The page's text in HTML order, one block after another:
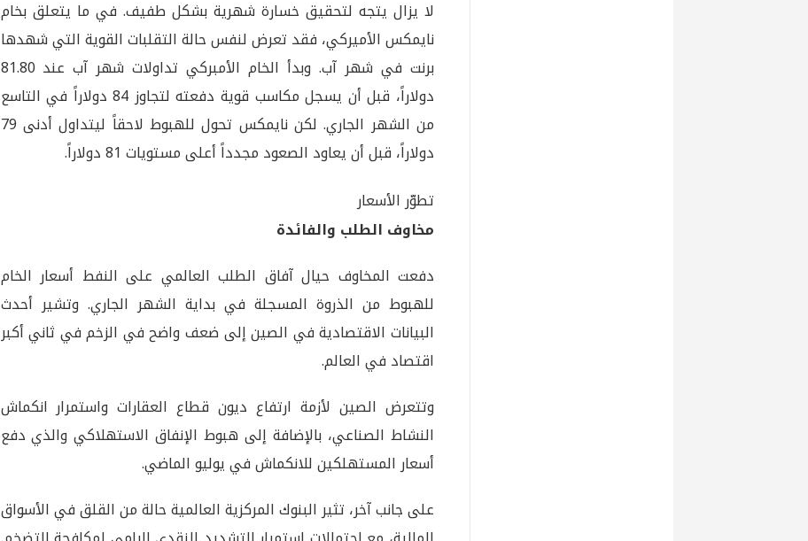
لا يزال يتجه لتحقيق خسارة شهرية بشكل طفيف. في ما يتعلق بخام
نايمكس الأميركي، فقد تعرض لنفس حالة التقلبات القوية التي شهدها
برنت في شهر آب. وبدأ الخام الأمبركي تداولات شهر آب عند 81.80
دولاراً، قبل أن يسجل مكاسب قوية دفعته لتجاوز 84 دولاراً في التاسع
من الشهر الجاري. لكن نايمكس تحول للهبوط لاحقاً ليتداول أدنى 79
دولاراً، قبل أن يعاود الصعود مجدداً أعلى مستويات 81 دولاراً.
تطوّر الأسعار
مخاوف الطلب والفائدة
دفعت المخاوف حيال آفاق الطلب العالمي على النفط أسعار الخام
للهبوط من الذروة المسجلة في بداية الشهر الجاري. وتشير أحدث
البيانات الاقتصادية في الصين إلى ضعف واضح في الزخم في ثاني أكبر
اقتصاد في العالم.
وتتعرض الصين لأزمة ارتفاع ديون قطاع العقارات واستمرار انكماش
النشاط الصناعي، بالإضافة إلى هبوط الإنفاق الاستهلاكي والذي دفع
أسعار المستهلكين للانكماش في يوليو الماضي.
على جانب آخر، تثير البنوك المركزية العالمية حالة من القلق في الأسواق